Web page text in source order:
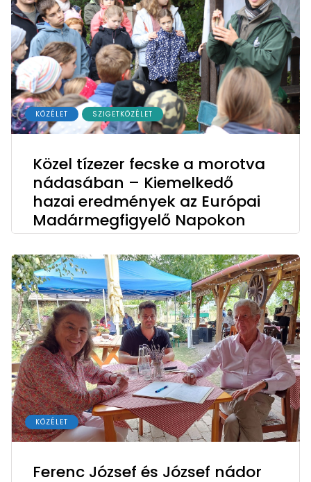
KÖZÉLET SZIGETKÖZÉLET
Közel tízezer fecske a morotva
nádasában – Kiemelkedő
hazai eredmények az Európai
Madármegfigyelő Napokon
KÖZÉLET
Ferenc József és József nádor